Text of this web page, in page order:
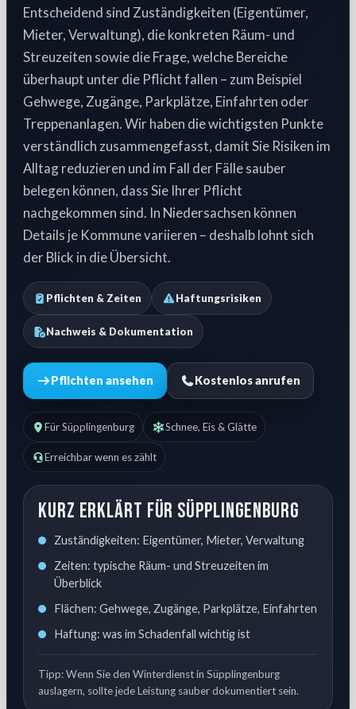
Entscheidend sind Zuständigkeiten (Eigentümer,
Mieter, Verwaltung), die konkreten Räum- und
Streuzeiten sowie die Frage, welche Bereiche
überhaupt unter die Pflicht fallen – zum Beispiel
Gehwege, Zugänge, Parkplätze, Einfahrten oder
Treppenanlagen. Wir haben die wichtigsten Punkte
verständlich zusammengefasst, damit Sie Risiken im
Alltag reduzieren und im Fall der Fälle sauber
belegen können, dass Sie Ihrer Pflicht
nachgekommen sind. In Niedersachsen können
Details je Kommune variieren – deshalb lohnt sich
der Blick in die Übersicht.
Pflichten & Zeiten Haftungsrisiken
Nachweis & Dokumentation
Pflichten ansehen Kostenlos anrufen
Für Süpplingenburg Schnee, Eis & Glätte
Erreichbar wenn es zählt
Kurz erklärt für Süpplingenburg
Zuständigkeiten: Eigentümer, Mieter, Verwaltung
Zeiten: typische Räum- und Streuzeiten im
Überblick
Flächen: Gehwege, Zugänge, Parkplätze, Einfahrten
Haftung: was im Schadenfall wichtig ist
Tipp: Wenn Sie den Winterdienst in Süpplingenburg
auslagern, sollte jede Leistung sauber dokumentiert sein.